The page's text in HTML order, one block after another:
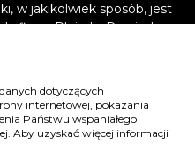
w jakikolwiek sposób, jest
firmy Plejada. Dowiedz
prawa i grozi
dotyczących
internetowej, pokazania
Państwu wspaniałego
Aby uzyskać więcej informacji